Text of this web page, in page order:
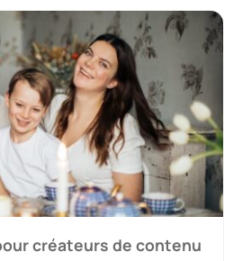
créateurs de contenu